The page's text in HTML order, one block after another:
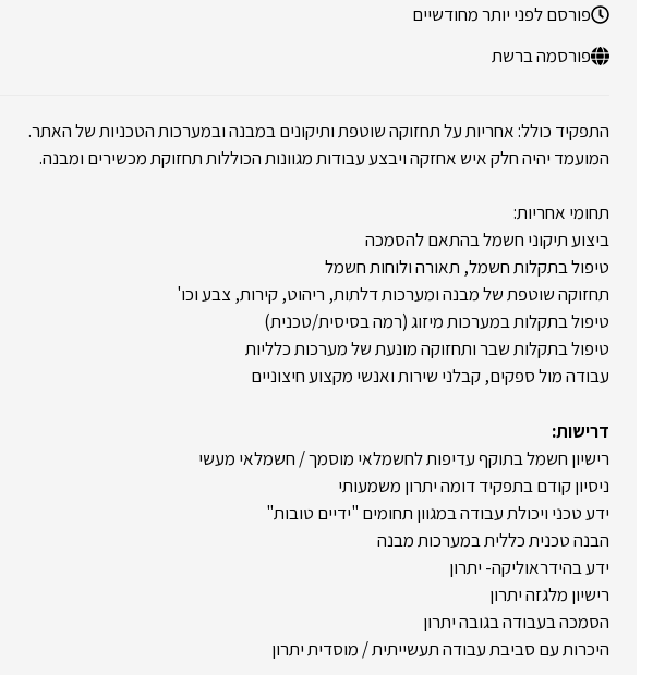
פורסם לפני יותר מחודשיים
פורסמה ברשת
התפקיד כולל: אחריות על תחזוקה שוטפת ותיקונים במבנה ובמערכות הטכניות של האתר.
המועמד יהיה חלק איש אחזקה ויבצע עבודות מגוונות הכוללות תחזוקת מכשירים ומבנה.
תחומי אחריות:
ביצוע תיקוני חשמל בהתאם להסמכה
טיפול בתקלות חשמל, תאורה ולוחות חשמל
תחזוקה שוטפת של מבנה ומערכות דלתות, ריהוט, קירות, צבע וכו'
טיפול בתקלות במערכות מיזוג (רמה בסיסית/טכנית)
טיפול בתקלות שבר ותחזוקה מונעת של מערכות כלליות
עבודה מול ספקים, קבלני שירות ואנשי מקצוע חיצוניים
דרישות:
רישיון חשמל בתוקף עדיפות לחשמלאי מוסמך / חשמלאי מעשי
ניסיון קודם בתפקיד דומה יתרון משמעותי
ידע טכני ויכולת עבודה במגוון תחומים "ידיים טובות"
הבנה טכנית כללית במערכות מבנה
ידע בהידראוליקה- יתרון
רישיון מלגזה יתרון
הסמכה בעבודה בגובה יתרון
היכרות עם סביבת עבודה תעשייתית / מוסדית יתרון